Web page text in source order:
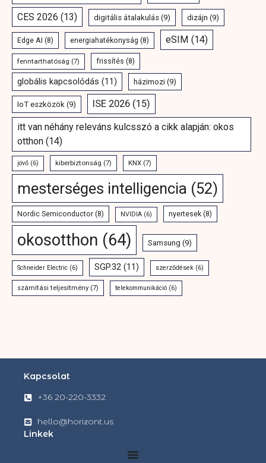
CES 2026 (13) digitális átalakulás (9) dizájn (9)
Edge AI (8) energiahatékonyság (8) eSIM (14)
fenntarthatóság (7) frissítés (8)
globális kapcsolódás (11) házimozi (9)
IoT eszközök (9) ISE 2026 (15)
itt van néhány releváns kulcsszó a cikk alapján: okos
otthon (14)
jövő (6) kiberbiztonság (7) KNX (7)
mesterséges intelligencia (52)
Nordic Semiconductor (8) NVIDIA (6) nyertesek (8)
okosotthon (64) Samsung (9)
Schneider Electric (6) SGP.32 (11) szerződések (6)
számítási teljesítmény(7) telekommunikáció (6)
Kapcsolat
+36 20-220-3332
hello@horizont.us
Linkek